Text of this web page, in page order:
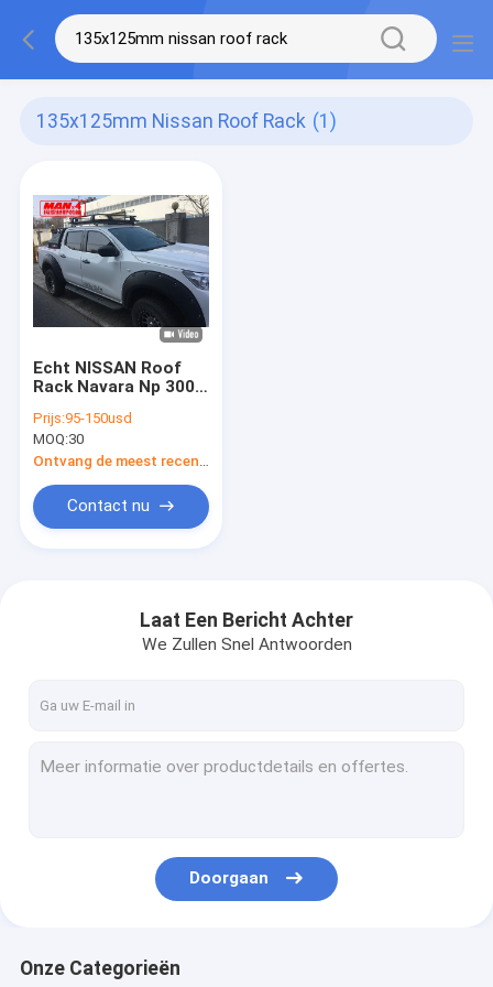
135x125mm Nissan Roof Rack (1)
Echt NISSAN Roof
Rack Navara Np 300
Poederdeklaag
Prijs:95-150usd
MOQ:30
Contact nu
Laat Een Bericht Achter
We Zullen Snel Antwoorden
Doorgaan
Onze Categorieën